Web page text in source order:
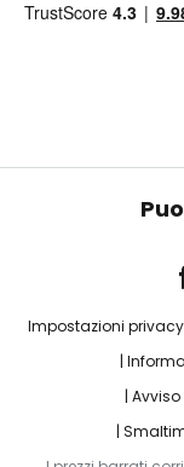
Impostazioni privacy